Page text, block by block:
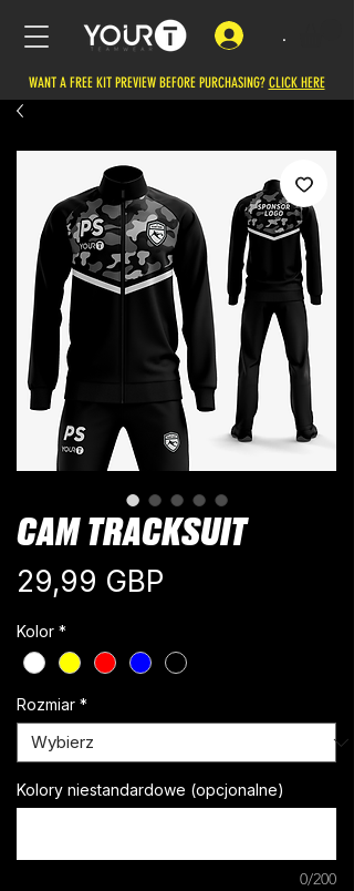
.
WANT A FREE KIT PREVIEW BEFORE PURCHASING? CLICK HERE
CAM TRACKSUIT
29,99 GBP
Kolor *
Rozmiar *
Kolory niestandardowe (opcjonalne)
0/200